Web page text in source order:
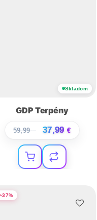
Skladom
GDP Terpény
59,99€ 37,99 €
-37%